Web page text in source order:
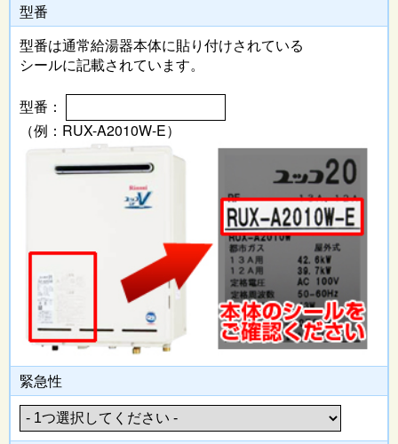
型番
型番は通常給湯器本体に貼り付けされている
シールに記載されています。
型番：
（例：RUX-A2010W-E）
緊急性